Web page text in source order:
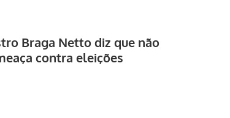
Braga Netto diz que não
contra eleições